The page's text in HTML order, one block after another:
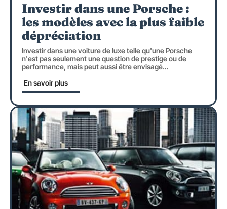
Investir dans une Porsche :
les modèles avec la plus faible
dépréciation
Investir dans une voiture de luxe telle qu'une Porsche
n'est pas seulement une question de prestige ou de
performance, mais peut aussi être envisagé…
En savoir plus